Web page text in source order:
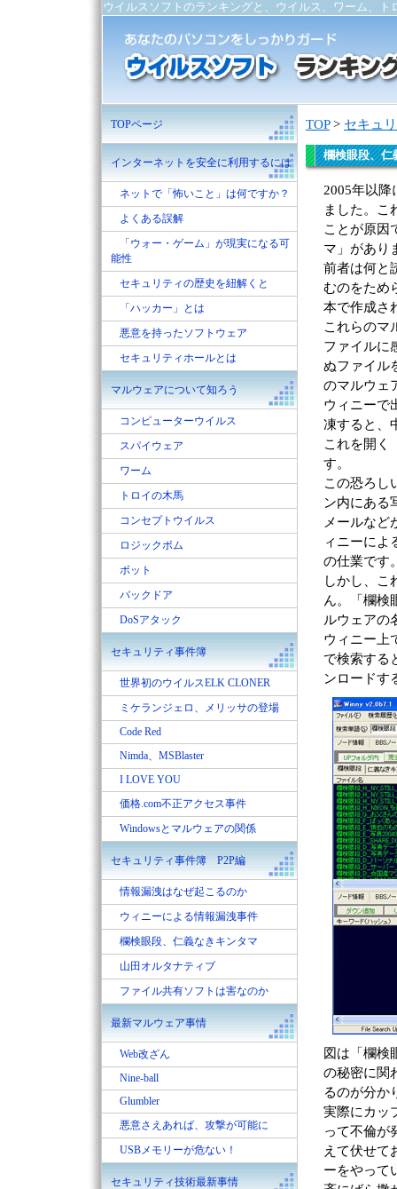
ウイルスソフトのランキングと、ウイルス、ワーム、
TOP> セキュ
欄検眼段、仁
2005年以
ました。こ
ことが原因
マ」があり
前者は何と
むのをため
本で作成さ
これらのマ
ファイルに
ぬファイル
のマルウェ
ウィニーで
凍すると、
これを開く
す。
この恐ろし
ン内にある
メールなど
ィニーによ
の仕業です
しかし、こ
ん。「欄検
ルウェアの
ウィニー上
で検索する
ンロードす
図は「欄検
の秘密に関
るのが分か
実際にカッ
って不倫が
えて伏せて
ーをやって
TOPページ
インターネットを安全に利用するには
ネットで「怖いこと」は何ですか？
よくある誤解
「ウォー・ゲーム」が現実になる可
能性
セキュリティの歴史を紐解くと
「ハッカー」とは
悪意を持ったソフトウェア
セキュリティホールとは
マルウェアについて知ろう
コンピューターウイルス
スパイウェア
ワーム
トロイの木馬
コンセプトウイルス
ロジックボム
ボット
バックドア
DoSアタック
セキュリティ事件簿
世界初のウイルスELK CLONER
ミケランジェロ、メリッサの登場
Code Red
Nimda、MSBlaster
I LOVE YOU
価格.com不正アクセス事件
Windowsとマルウェアの関係
セキュリティ事件簿 P2P編
情報漏洩はなぜ起こるのか
ウィニーによる情報漏洩事件
欄検眼段、仁義なきキンタマ
山田オルタナティブ
ファイル共有ソフトは害なのか
最新マルウェア事情
Web改ざん
Nine-ball
Glumbler
悪意さえあれば、攻撃が可能に
USBメモリーが危ない！
セキュリティ技術最新事情